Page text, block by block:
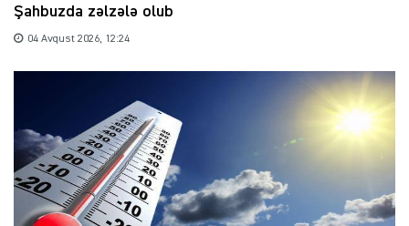
Şahbuzda zəlzələ olub
04 Avqust 2026, 12:24